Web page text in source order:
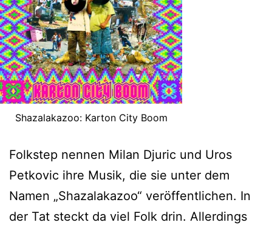
Shazalakazoo: Karton City Boom
Folkstep nennen Milan Djuric und Uros
Petkovic ihre Musik, die sie unter dem
Namen „Shazalakazoo“ veröffentlichen. In
der Tat steckt da viel Folk drin. Allerdings